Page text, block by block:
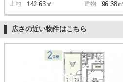
土地 142.63㎡ 建物 96.38㎡
広さの近い物件はこちら